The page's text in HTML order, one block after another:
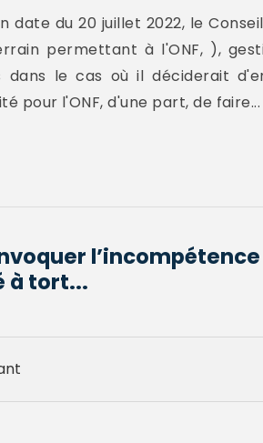
date du 20 juillet 2022, le
permettant à l'ONF, ),
dans le cas où il déciderait
pour l'ONF, d'une part, de faire...
à tort...